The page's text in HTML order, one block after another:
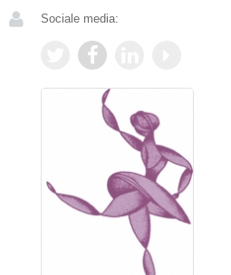
Sociale media: